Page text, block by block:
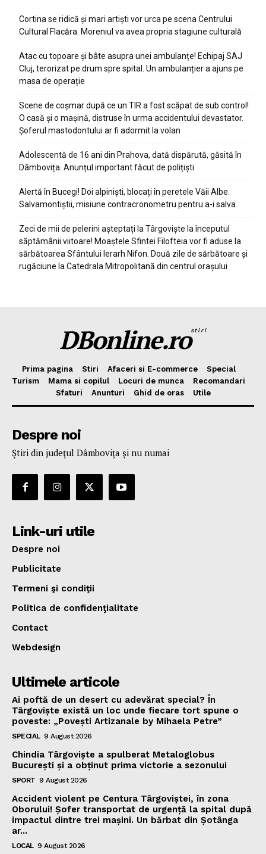
Cortina se ridică și mari artiști vor urca pe scena Centrului
Cultural Flacăra. Moreniul va avea propria stagiune culturală
Atac cu topoare și bâte asupra unei ambulanțe! Echipaj SAJ
Cluj, terorizat pe drum spre spital. Un ambulanțier a ajuns pe
masa de operație
Scene de coșmar după ce un TIR a fost scăpat de sub control!
O casă și o mașină, distruse în urma accidentului devastator.
Șoferul mastodontului ar fi adormit la volan
Adolescentă de 16 ani din Prahova, dată dispărută, găsită în
Dâmbovița. Anunțul important făcut de polițiști
Alertă în Bucegi! Doi alpiniști, blocați în peretele Văii Albe.
Salvamontiștii, misiune contracronometru pentru a-i salva
Zeci de mii de pelerini așteptați la Târgoviște la începutul
săptămânii viitoare! Moaștele Sfintei Filofteia vor fi aduse la
sărbătoarea Sfântului Ierarh Nifon. Două zile de sărbătoare și
rugăciune la Catedrala Mitropolitană din centrul orașului
DBonline.rostiri
Prima pagina Stiri Afaceri si E-commerce
Special
Turism
Mama si copilul Locuri de munca
Recomandari
Sfaturi
Anunturi Ghid de oras Utile
Despre noi
Ştiri din judeţul Dâmboviţa şi nu numai
Link-uri utile
Despre noi
Publicitate
Termeni şi condiţii
Politica de confidenţialitate
Contact
Webdesign
Ultimele articole
Ai poftă de un desert cu adevărat special? În
Târgoviște există un loc unde fiecare tort spune o
poveste: „Povești Artizanale by Mihaela Petre”
SPECIAL 9 August 2026
Chindia Târgoviște a spulberat Metaloglobus
București și a obținut prima victorie a sezonului
SPORT 9 August 2026
Accident violent pe Centura Târgoviștei, în zona
Oborului! Șofer transportat de urgență la spital după
impactul dintre trei mașini. Un bărbat din Șotânga
ar...
LOCAL 9 August 2026